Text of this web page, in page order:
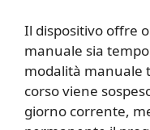
Il dispositivo offre
manuale sia
modalità manuale
corso viene
giorno corrente,